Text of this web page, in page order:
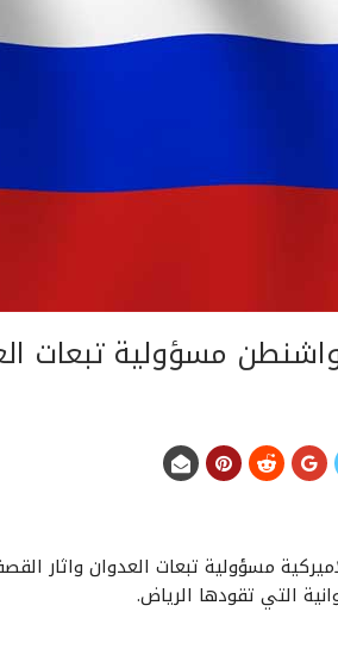
مسؤولية تبعات
مسؤولية تبعات العدوان واثار
التي تقودها الرياض.